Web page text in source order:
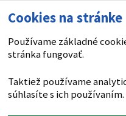
Cookies na stránke
Používame základné
stránka fungovať.
Taktiež používame
súhlasíte s ich používaním.